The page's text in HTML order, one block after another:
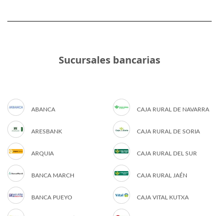
Sucursales bancarias
ABANCA
ARESBANK
ARQUIA
BANCA MARCH
BANCA PUEYO
CAJA RURAL DE NAVARRA
CAJA RURAL DE SORIA
CAJA RURAL DEL SUR
CAJA RURAL JAÉN
CAJA VITAL KUTXA